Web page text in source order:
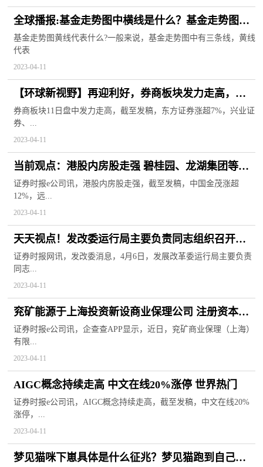
全球播报:基金走势图中横线是什么？基金走势图怎
么看？
基金走势图黄线代表什么?一般来说，基金走势图中有三条线，黄线
代表
2023-04-11
【环球新视野】再迎利好，券商板块发力走高，东
方证券、首创证券等拉升
券商板块11日盘中发力走高，截至发稿，东方证券涨超7%，兴业证
券、...
2023-04-11
当前观点：港股内房股走强 碧桂园、龙湖集团等涨
超7%
证券时报e公司讯，港股内房股走强，截至发稿，中国金茂涨超
12%，远...
2023-04-11
天天视点！发改委运行局主要负责同志组织召开
2023年一季度电力厂网协调会
证券时报网讯，发改委消息，4月6日，发展改革委运行局主要负责
同志...
2023-04-11
兖矿能源于上海投资新设商业保理公司 注册资本超
9000万
证券时报e公司讯，企查查APP显示，近日，兖矿商业保理（上海）
有限...
2023-04-11
AIGC概念持续走高 中文在线20%涨停 世界热门
证券时报e公司讯，AIGC概念持续走高，截至发稿，中文在线20%
涨停，...
2023-04-11
梦见猫咪下崽具体是什么征兆？梦见猫跑到自己身